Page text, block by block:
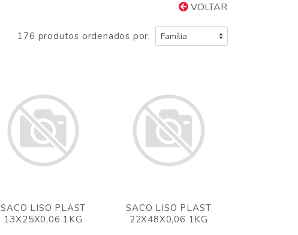
VOLTAR
176 produtos ordenados por:
SACO LISO PLAST
13X25X0,06 1KG
SACO LISO PLAST
22X48X0,06 1KG